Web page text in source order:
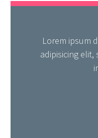
Lorem ipsum
adipisicing